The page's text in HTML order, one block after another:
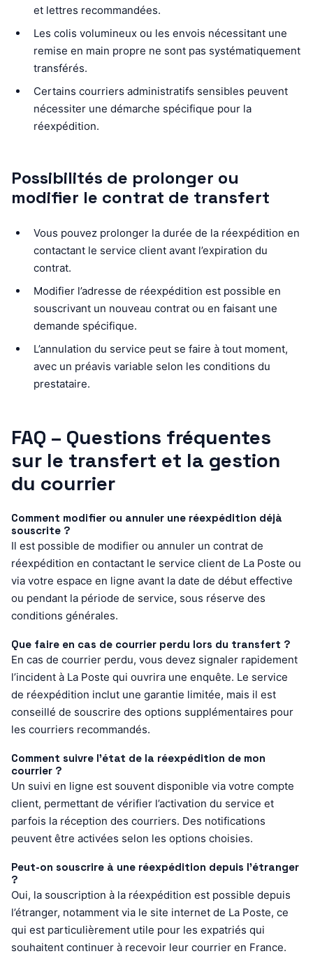
et lettres recommandées.
Les colis volumineux ou les envois nécessitant une
remise en main propre ne sont pas systématiquement
transférés.
Certains courriers administratifs sensibles peuvent
nécessiter une démarche spécifique pour la
réexpédition.
Possibilités de prolonger ou
modifier le contrat de transfert
Vous pouvez prolonger la durée de la réexpédition en
contactant le service client avant l’expiration du
contrat.
Modifier l’adresse de réexpédition est possible en
souscrivant un nouveau contrat ou en faisant une
demande spécifique.
L’annulation du service peut se faire à tout moment,
avec un préavis variable selon les conditions du
prestataire.
FAQ – Questions fréquentes
sur le transfert et la gestion
du courrier
Comment modifier ou annuler une réexpédition déjà
souscrite ?
Il est possible de modifier ou annuler un contrat de
réexpédition en contactant le service client de La Poste ou
via votre espace en ligne avant la date de début effective
ou pendant la période de service, sous réserve des
conditions générales.
Que faire en cas de courrier perdu lors du transfert ?
En cas de courrier perdu, vous devez signaler rapidement
l’incident à La Poste qui ouvrira une enquête. Le service
de réexpédition inclut une garantie limitée, mais il est
conseillé de souscrire des options supplémentaires pour
les courriers recommandés.
Comment suivre l’état de la réexpédition de mon
courrier ?
Un suivi en ligne est souvent disponible via votre compte
client, permettant de vérifier l’activation du service et
parfois la réception des courriers. Des notifications
peuvent être activées selon les options choisies.
Peut-on souscrire à une réexpédition depuis l’étranger
?
Oui, la souscription à la réexpédition est possible depuis
l’étranger, notamment via le site internet de La Poste, ce
qui est particulièrement utile pour les expatriés qui
souhaitent continuer à recevoir leur courrier en France.